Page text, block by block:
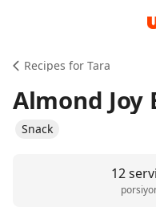
Recipes for Tara
Almond Joy
Snack
12